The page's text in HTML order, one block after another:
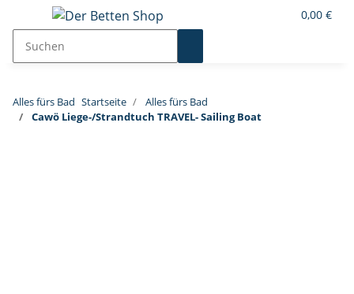
0,00 €
Alles fürs Bad Startseite
Alles fürs Bad
Cawö Liege-/Strandtuch TRAVEL- Sailing Boat